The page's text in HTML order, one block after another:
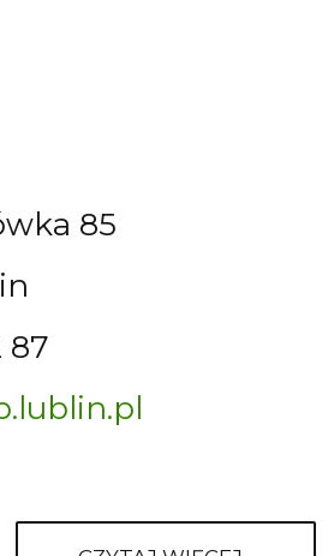
85
87